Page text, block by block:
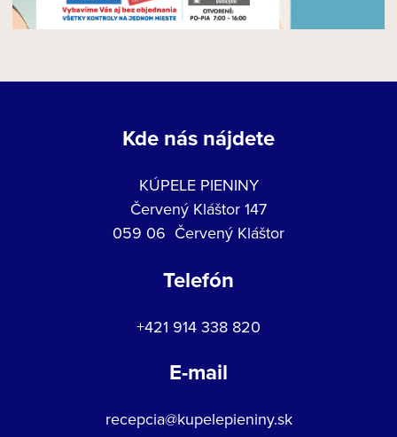
Kde nás nájdete
KÚPELE PIENINY
Červený Kláštor 147
059 06 Červený Kláštor
Telefón
+421 914 338 820
E-mail
recepcia@kupelepieniny.sk